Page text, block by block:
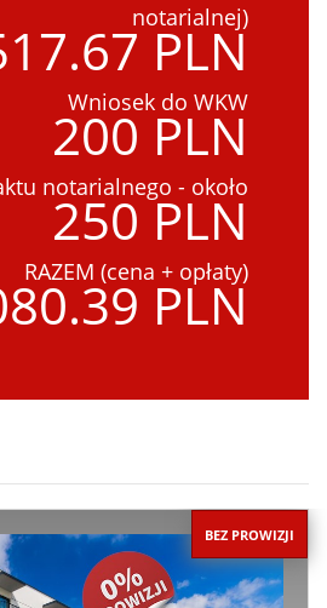
notarialnej)
PLN
Wniosek do WKW
200 PLN
notarialnego - około
250 PLN
RAZEM (cena + opłaty)
PLN
BEZ PROWIZJI